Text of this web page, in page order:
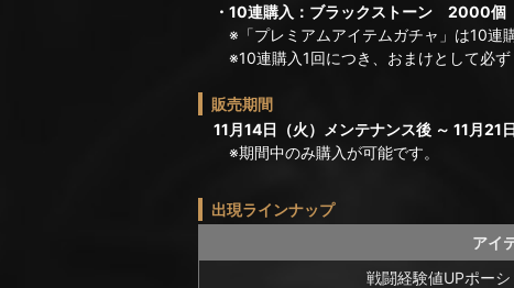
・10連購入：ブラックストーン 2000個
※「プレミアムアイテムガチャ」は10連購
※10連購入1回につき、おまけとして必ず
販売期間
11月14日（火）メンテナンス後 ～ 11月21
※期間中のみ購入が可能です。
出現ラインナップ
アイ
戦闘経験値UPポーシ